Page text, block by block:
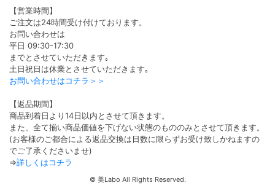
【営業時間】
ご注文は24時間受け付けております。
お問い合わせは
平日 09:30-17:30
までとさせていただきます｡
土日祝日は休業とさせていただきます｡
お問い合わせはコチラ＞＞
【返品期間】
商品到着日より14日以内とさせて頂きます。
また、全て揃い商品価値を下げない状態のもののみとさせて頂きます。
(お客様のご都合による返品交換は日数に限らずお受け致しかねますの
でご了承くださいませ)
⇒詳しくはコチラ
© 美Labo All Rights Reserved.